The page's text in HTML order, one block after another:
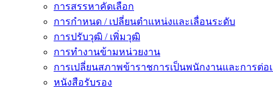
การสรรหาคัดเลือก
การกำหนด / เปลี่ยนตำแหน่งและเลื่อนระดับ
การปรับวุฒิ / เพิ่มวุฒิ
การทำงานข้ามหน่วยงาน
การเปลี่ยนสภาพข้าราชการเป็นพนักงานและการต่อ
หนังสือรับรอง